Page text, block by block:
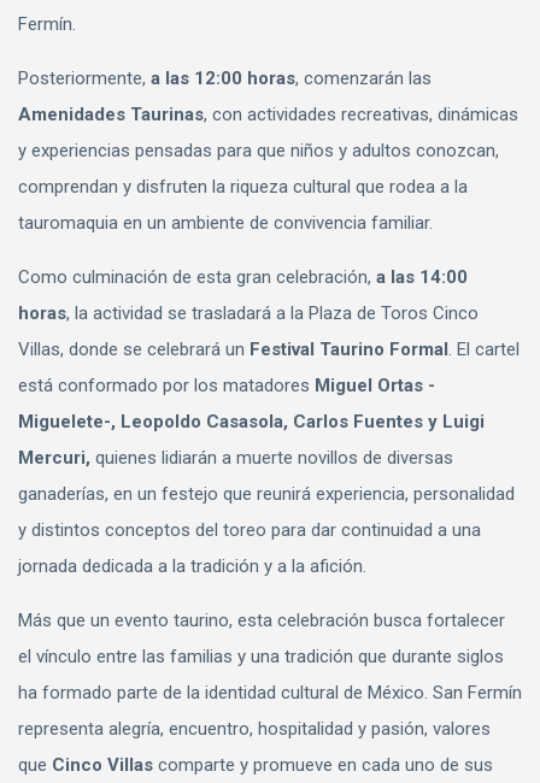
Fermín.
Posteriormente, a las 12:00 horas, comenzarán las
Amenidades Taurinas, con actividades recreativas, dinámicas
y experiencias pensadas para que niños y adultos conozcan,
comprendan y disfruten la riqueza cultural que rodea a la
tauromaquia en un ambiente de convivencia familiar.
Como culminación de esta gran celebración, a las 14:00
horas, la actividad se trasladará a la Plaza de Toros Cinco
Villas, donde se celebrará un Festival Taurino Formal . El cartel
está conformado por los matadores Miguel Ortas -
Miguelete-, Leopoldo Casasola, Carlos Fuentes y Luigi
Mercuri, quienes lidiarán a muerte novillos de diversas
ganaderías, en un festejo que reunirá experiencia, personalidad
y distintos conceptos del toreo para dar continuidad a una
jornada dedicada a la tradición y a la afición.
Más que un evento taurino, esta celebración busca fortalecer
el vínculo entre las familias y una tradición que durante siglos
ha formado parte de la identidad cultural de México. San Fermín
representa alegría, encuentro, hospitalidad y pasión, valores
que Cinco Villas comparte y promueve en cada uno de sus